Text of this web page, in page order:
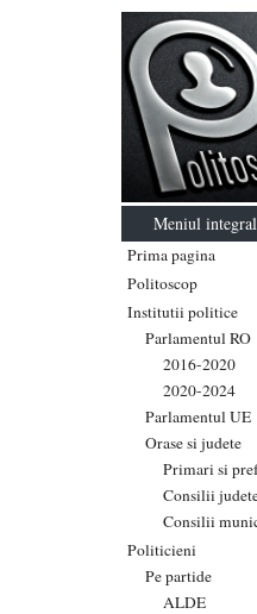
Meniul
Prima pagina
Politoscop
Institutii politice
Parlamentul RO
2016-2020
2020-2024
Parlamentul UE
Orase si judete
Primari si
Consilii
Consilii
Politicieni
Pe partide
ALDE